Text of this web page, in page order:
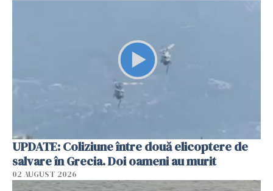
UPDATE: Coliziune între două elicoptere de
salvare în Grecia. Doi oameni au murit
02 AUGUST 2026